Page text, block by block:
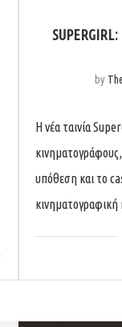
by
Η νέα ταινία
υπόθεση και το